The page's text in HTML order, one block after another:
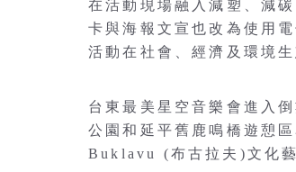
在活動現場融入減塑、減
卡與海報文宣也改為使用
活動在社會、經濟及環境
台東最美星空音樂會進入
公園和延平舊鹿鳴橋遊憩
Buklavu (布古拉夫)文化藝